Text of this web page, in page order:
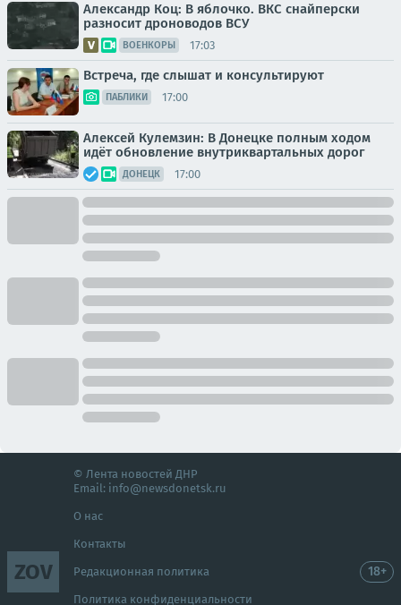
Александр Коц: В яблочко. ВКС снайперски
разносит дроноводов ВСУ
ВОЕНКОРЫ 17:03
Встреча, где слышат и консультируют
ПАБЛИКИ 17:00
Алексей Кулемзин: В Донецке полным ходом
идёт обновление внутриквартальных дорог
ДОНЕЦК 17:00
ZOV
© Лента новостей ДНР
Email: info@newsdonetsk.ru
О нас
Контакты
Редакционная политика
Политика конфиденциальности
18+